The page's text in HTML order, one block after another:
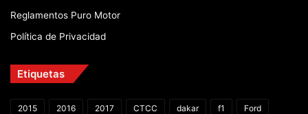
Reglamentos Puro Motor
Política de Privacidad
Etiquetas
2015 2016 2017 CTCC dakar f1 Ford